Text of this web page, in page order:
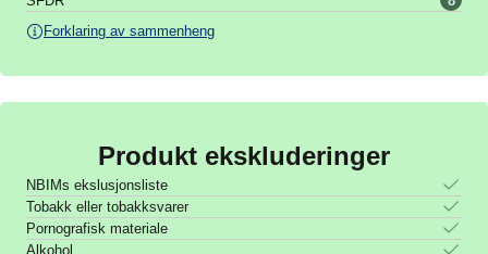
Forklaring av sammenheng
Produkt ekskluderinger
NBIMs ekslusjonsliste
Tobakk eller tobakksvarer
Pornografisk materiale
Alkohol